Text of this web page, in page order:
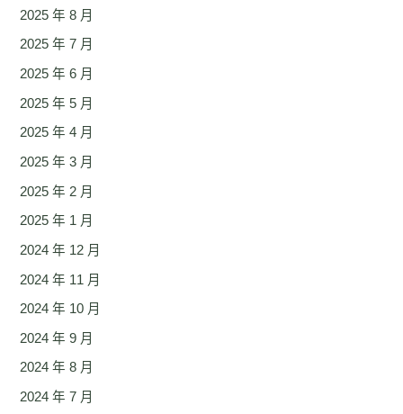
2025 年 8 月
2025 年 7 月
2025 年 6 月
2025 年 5 月
2025 年 4 月
2025 年 3 月
2025 年 2 月
2025 年 1 月
2024 年 12 月
2024 年 11 月
2024 年 10 月
2024 年 9 月
2024 年 8 月
2024 年 7 月